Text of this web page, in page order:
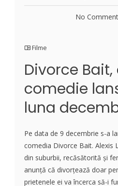
No
Filme
Divorce Bait,
comedie
luna
Pe data de 9 decembrie s-a
comedia Divorce Bait. Alexis
din suburbii, recăsătorită și
anunță că divorțează doar
prietenele ei va încerca să-i